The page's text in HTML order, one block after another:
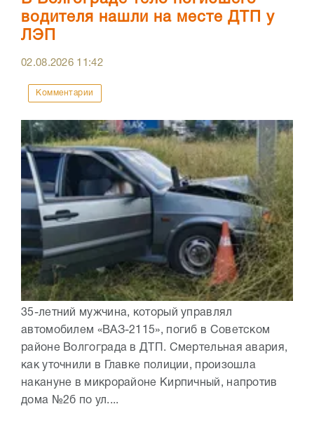
водителя нашли на месте ДТП у
ЛЭП
02.08.2026 11:42
Комментарии
35-летний мужчина, который управлял
автомобилем «ВАЗ-2115», погиб в Советском
районе Волгограда в ДТП. Смертельная авария,
как уточнили в Главке полиции, произошла
накануне в микрорайоне Кирпичный, напротив
дома №2б по ул....